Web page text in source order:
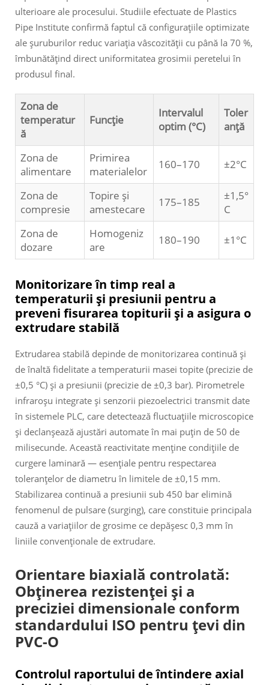
ulterioare ale procesului. Studiile efectuate de Plastics
Pipe Institute confirmă faptul că configurațiile optimizate
ale şuruburilor reduc variația vâscozității cu până la 70 %,
îmbunătățind direct uniformitatea grosimii peretelui în
produsul final.
Zona de
temperatur
ă
Funcție
Intervalul
optim (°C)
Toler
anță
Zona de
alimentare
Primirea
materialelor
160–170 ±2°C
Zona de
compresie
Topire și
amestecare
175–185
±1,5°
C
Zona de
dozare
Homogeniz
are
180–190 ±1°C
Monitorizare în timp real a
temperaturii și presiunii pentru a
preveni fisurarea topiturii și a asigura o
extrudare stabilă
Extrudarea stabilă depinde de monitorizarea continuă și
de înaltă fidelitate a temperaturii masei topite (precizie de
±0,5 °C) și a presiunii (precizie de ±0,3 bar). Pirometrele
infraroșu integrate și senzorii piezoelectrici transmit date
în sistemele PLC, care detectează fluctuațiile microscopice
și declanșează ajustări automate în mai puțin de 50 de
milisecunde. Această reactivitate menține condițiile de
curgere laminară — esențiale pentru respectarea
toleranțelor de diametru în limitele de ±0,15 mm.
Stabilizarea continuă a presiunii sub 450 bar elimină
fenomenul de pulsare (surging), care constituie principala
cauză a variațiilor de grosime ce depășesc 0,3 mm în
liniile convenționale de extrudare.
Orientare biaxială controlată:
Obținerea rezistenței și a
preciziei dimensionale conform
standardului ISO pentru țevi din
PVC-O
Controlul raportului de întindere axial